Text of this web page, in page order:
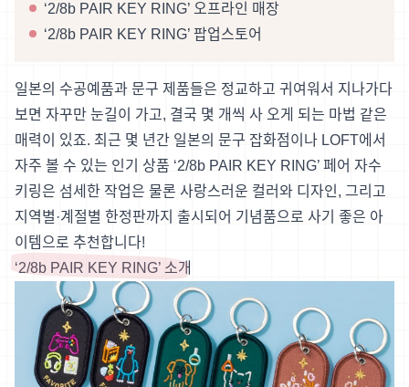
‘2/8b PAIR KEY RING’ 오프라인 매장
‘2/8b PAIR KEY RING’ 팝업스토어
일본의 수공예품과 문구 제품들은 정교하고 귀여워서 지나가다
보면 자꾸만 눈길이 가고, 결국 몇 개씩 사 오게 되는 마법 같은
매력이 있죠. 최근 몇 년간 일본의 문구 잡화점이나 LOFT에서
자주 볼 수 있는 인기 상품 ‘2/8b PAIR KEY RING’ 페어 자수
키링은 섬세한 작업은 물론 사랑스러운 컬러와 디자인, 그리고
지역별·계절별 한정판까지 출시되어 기념품으로 사기 좋은 아
이템으로 추천합니다!
‘2/8b PAIR KEY RING’ 소개